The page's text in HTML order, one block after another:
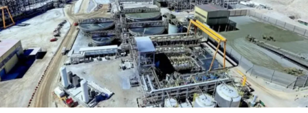
Página
Página
Página
Página
Página